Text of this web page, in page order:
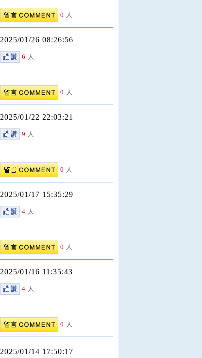
0 人
2025/01/26 08:26:56
6 人
0 人
2025/01/22 22:03:21
9 人
0 人
2025/01/17 15:35:29
4 人
0 人
2025/01/16 11:35:43
4 人
0 人
2025/01/14 17:50:17